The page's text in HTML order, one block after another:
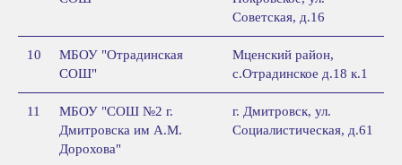
Советская, д.16
10
МБОУ "Отрадинская
СОШ"
Мценский район,
с.Отрадинское д.18 к.1
11
МБОУ "СОШ №2 г.
Дмитровска им А.М.
Дорохова"
г. Дмитровск, ул.
Социалистическая, д.61